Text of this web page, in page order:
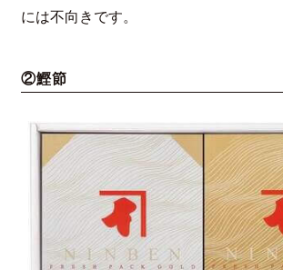
には不向きです。
②鰹節